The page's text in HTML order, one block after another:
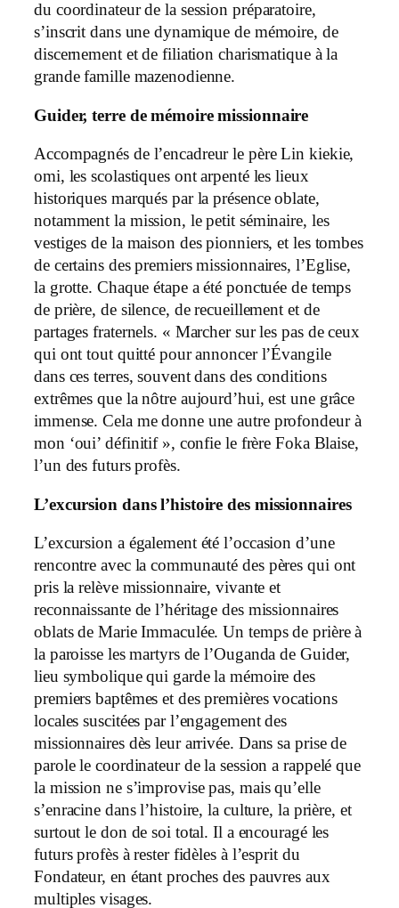
du coordinateur de la session préparatoire,
s’inscrit dans une dynamique de mémoire, de
discernement et de filiation charismatique à la
grande famille mazenodienne.
Guider, terre de mémoire missionnaire
Accompagnés de l’encadreur le père Lin kiekie,
omi, les scolastiques ont arpenté les lieux
historiques marqués par la présence oblate,
notamment la mission, le petit séminaire, les
vestiges de la maison des pionniers, et les tombes
de certains des premiers missionnaires, l’Eglise,
la grotte. Chaque étape a été ponctuée de temps
de prière, de silence, de recueillement et de
partages fraternels. « Marcher sur les pas de ceux
qui ont tout quitté pour annoncer l’Évangile
dans ces terres, souvent dans des conditions
extrêmes que la nôtre aujourd’hui, est une grâce
immense. Cela me donne une autre profondeur à
mon ‘oui’ définitif », confie le frère Foka Blaise,
l’un des futurs profès.
L’excursion dans l’histoire des missionnaires
L’excursion a également été l’occasion d’une
rencontre avec la communauté des pères qui ont
pris la relève missionnaire, vivante et
reconnaissante de l’héritage des missionnaires
oblats de Marie Immaculée. Un temps de prière à
la paroisse les martyrs de l’Ouganda de Guider,
lieu symbolique qui garde la mémoire des
premiers baptêmes et des premières vocations
locales suscitées par l’engagement des
missionnaires dès leur arrivée. Dans sa prise de
parole le coordinateur de la session a rappelé que
la mission ne s’improvise pas, mais qu’elle
s’enracine dans l’histoire, la culture, la prière, et
surtout le don de soi total. Il a encouragé les
futurs profès à rester fidèles à l’esprit du
Fondateur, en étant proches des pauvres aux
multiples visages.